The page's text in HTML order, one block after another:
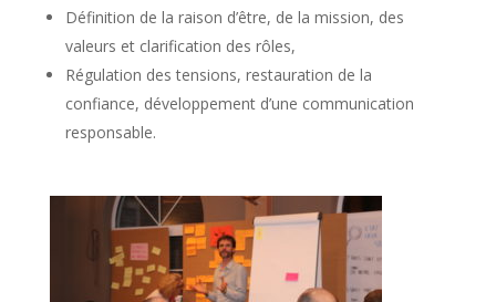
Définition de la raison d’être, de la mission, des
valeurs et clarification des rôles,
Régulation des tensions, restauration de la
confiance, développement d’une communication
responsable.